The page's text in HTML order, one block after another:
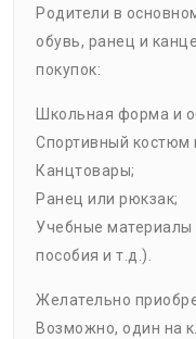
Родители в
обувь, ранец и
покупок:
Школьная форма и
Спортивный костюм
Канцтовары;
Ранец или рюкзак;
Учебные материалы
пособия и т.д.).
Желательно
Возможно, один на